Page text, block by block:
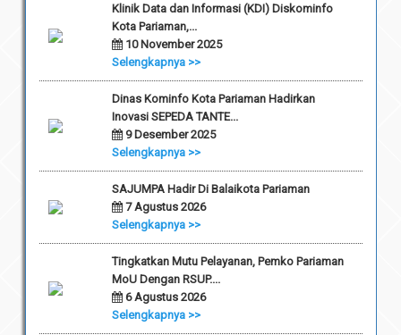
Klinik Data dan Informasi (KDI) Diskominfo
Kota Pariaman,...
10 November 2025
Selengkapnya >>
Dinas Kominfo Kota Pariaman Hadirkan
Inovasi SEPEDA TANTE...
9 Desember 2025
Selengkapnya >>
SAJUMPA Hadir Di Balaikota Pariaman
7 Agustus 2026
Selengkapnya >>
Tingkatkan Mutu Pelayanan, Pemko Pariaman
MoU Dengan RSUP....
6 Agustus 2026
Selengkapnya >>